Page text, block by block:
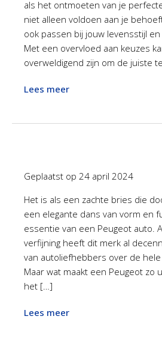
als het ontmoeten van je
niet alleen voldoen aan je
ook passen bij jouw levensstijl
Met een overvloed aan keuzes
overweldigend zijn om de juiste
Lees meer
Geplaatst op 24 april 2024
Het is als een zachte bries die
een elegante dans van vorm en
essentie van een Peugeot auto.
verfijning heeft dit merk al
van autoliefhebbers over de
Maar wat maakt een Peugeot zo
het […]
Lees meer